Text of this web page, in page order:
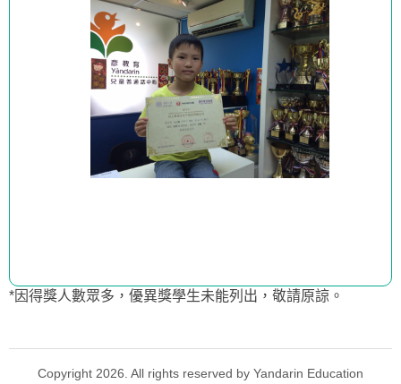
*因得獎人數眾多，優異獎學生未能列出，敬請原諒。
Copyright 2026. All rights reserved by Yandarin Education